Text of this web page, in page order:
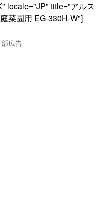
locale="JP" title="アルス
菜園用 EG-330H-W"]
広告